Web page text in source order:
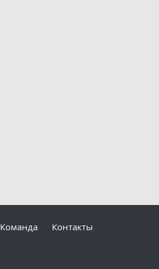
Команда Контакты